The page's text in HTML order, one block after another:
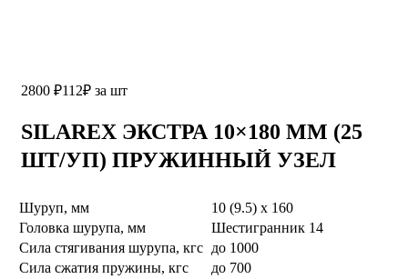
2800 ₽112₽ за шт
SILAREX ЭКСТРА 10×180 ММ (25
ШТ/УП) ПРУЖИННЫЙ УЗЕЛ
Шуруп, мм
10 (9.5) х 160
Головка шурупа, мм
Шестигранник 14
Сила стягивания шурупа, кгс до 1000
Сила сжатия пружины, кгс
до 700